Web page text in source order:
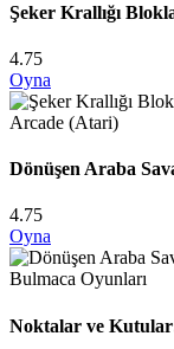
Şeker Krallığı
4.75
Oyna
Arcade (Atari)
Dönüşen Araba
4.75
Oyna
Bulmaca Oyunları
Noktalar ve Kutular: